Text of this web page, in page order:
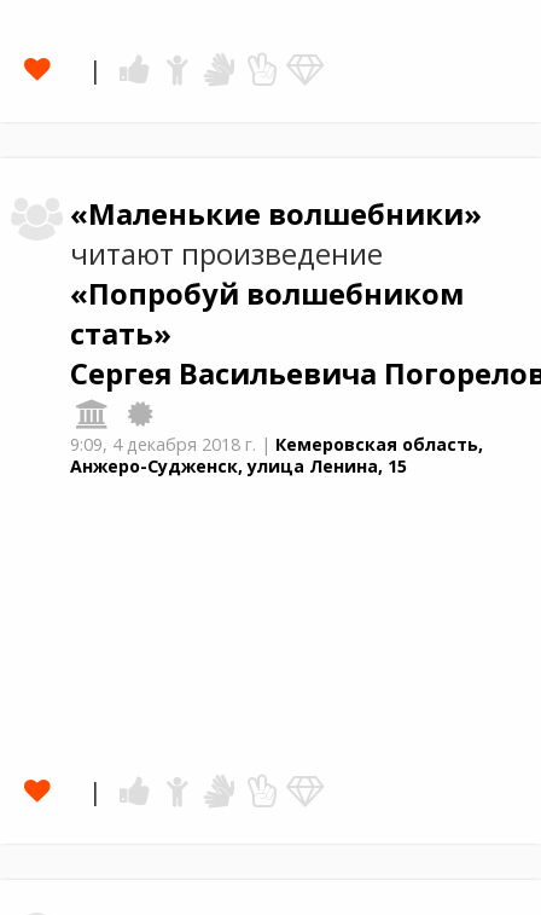
«Маленькие волшебники»
читают произведение
«Попробуй волшебником
стать»
Сергея Васильевича
9:09, 4 декабря 2018 г. | Кемеровская область,
Анжеро-Судженск, улица Ленина, 15